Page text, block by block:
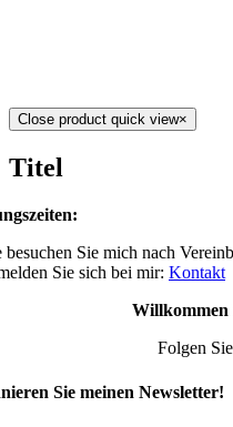
Close product quick view×
Titel
besuchen Sie mich nach
Sie sich bei mir: Kontakt
Willkommen
Folgen
Sie meinen Newsletter!